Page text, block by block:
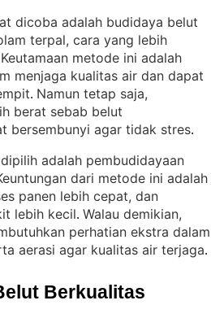
dicoba adalah budidaya belut
terpal, cara yang lebih
Keutamaan metode ini adalah
menjaga kualitas air dan dapat
. Namun tetap saja,
berat sebab belut
bersembunyi agar tidak stres.
adalah pembudidayaan
dari metode ini adalah
panen lebih cepat, dan
lebih kecil. Walau demikian,
perhatian ekstra dalam
aerasi agar kualitas air terjaga.
Berkualitas